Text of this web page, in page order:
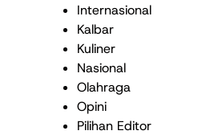
Internasional
Kalbar
Kuliner
Nasional
Olahraga
Opini
Pilihan Editor